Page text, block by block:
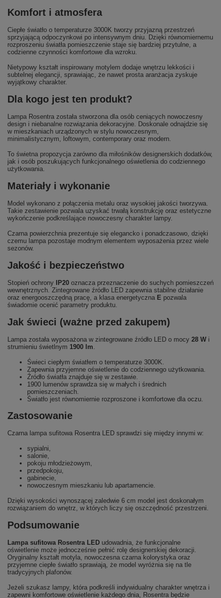
Komfort i atmosfera
Ciepłe światło o temperaturze 3000K tworzy przyjazną przestrzeń
sprzyjającą odpoczynkowi po intensywnym dniu. Dzięki równomiernemu
rozproszeniu światła pomieszczenie staje się bardziej przytulne, a
codzienne czynności komfortowe dla wzroku.
Nietypowy kształt inspirowany motylem dodaje wnętrzu lekkości i
subtelnej elegancji, sprawiając, że nawet prosta aranżacja zyskuje
wyjątkowy charakter.
Dla kogo jest ten produkt?
Lampa Rosentra została stworzona dla osób ceniących nowoczesny
design i niebanalne rozwiązania dekoracyjne. Doskonale odnajdzie się
w mieszkaniach urządzonych w stylu nowoczesnym,
minimalistycznym, loftowym, contemporary oraz modern.
To świetna propozycja zarówno dla miłośników designerskich dodatków,
jak i osób poszukujących funkcjonalnego oświetlenia do codziennego
użytkowania.
Materiały i wykonanie
Model wykonano z połączenia metalu oraz wysokiej jakości tworzywa.
Takie zestawienie pozwala uzyskać trwałą konstrukcję oraz estetyczne
wykończenie podkreślające nowoczesny charakter lampy.
Czarna powierzchnia prezentuje się elegancko i ponadczasowo, dzięki
czemu lampa pozostaje modnym elementem wyposażenia przez wiele
sezonów.
Jakość i bezpieczeństwo
Stopień ochrony IP20 oznacza przeznaczenie do suchych pomieszczeń
wewnętrznych. Zintegrowane źródło LED zapewnia stabilne działanie
oraz energooszczędną pracę, a klasa energetyczna E pozwala
świadomie ocenić parametry produktu.
Jak świeci (ważne przed zakupem)
Lampa została wyposażona w zintegrowane źródło LED o mocy 28 W i
strumieniu świetlnym 1900 lm.
Świeci ciepłym światłem o temperaturze 3000K.
Zapewnia przyjemne oświetlenie do codziennego użytkowania.
Źródło światła znajduje się w zestawie.
1900 lumenów sprawdza się w małych i średnich
pomieszczeniach.
Światło jest równomiernie rozproszone i komfortowe dla oczu.
Zastosowanie
Czarna lampa sufitowa Rosentra LED sprawdzi się między innymi w:
sypialni,
salonie,
pokoju młodzieżowym,
przedpokoju,
gabinecie,
nowoczesnym mieszkaniu lub apartamencie.
Dzięki wysokości wynoszącej zaledwie 6 cm model jest doskonałym
rozwiązaniem do wnętrz, w których liczy się oszczędność przestrzeni.
Podsumowanie
Lampa sufitowa Rosentra LED udowadnia, że funkcjonalne
oświetlenie może jednocześnie pełnić rolę designerskiej dekoracji.
Oryginalny kształt motyla, nowoczesna czarna kolorystyka oraz
przyjemne ciepłe światło sprawiają, że model wyróżnia się na tle
tradycyjnych plafonów.
Jeżeli szukasz lampy, która podkreśli indywidualny charakter wnętrza i
zapewni komfortowe oświetlenie każdego dnia, Rosentra będzie